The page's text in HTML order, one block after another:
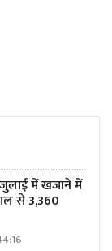
जुलाई में खजाने में
से 3,360